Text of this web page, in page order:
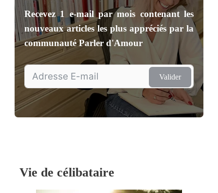
Recevez1 e-mail par mois contenant les
nouveaux articles les plus appréciés par la
communautéParler d'Amour
Valider
Vie de célibataire